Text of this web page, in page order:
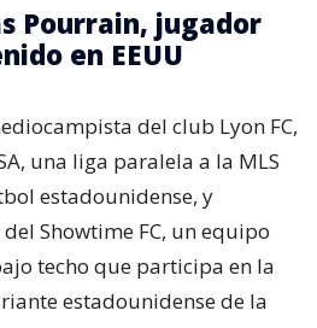
Pourrain, jugador
en EEUU
del club Lyon FC,
una liga paralela a la MLS
estadounidense, y
Showtime FC, un equipo
techo que participa en la
estadounidense de la